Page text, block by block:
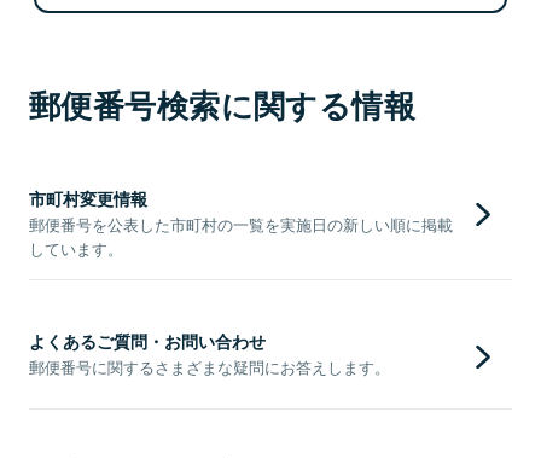
郵便番号検索に関する情報
市町村変更情報
郵便番号を公表した市町村の一覧を実施日の新しい順に掲載
しています。
よくあるご質問・お問い合わせ
郵便番号に関するさまざまな疑問にお答えします。